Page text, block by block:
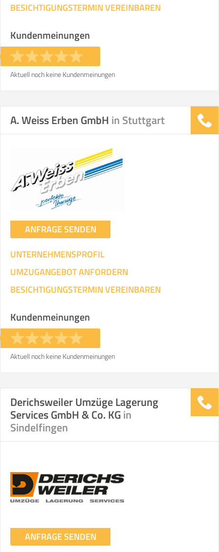
BESICHTIGUNGSTERMIN VEREINBAREN
Kundenmeinungen
Aktuell noch keine Kundenmeinungen
A. Weiss Erben GmbH in Stuttgart
ANFRAGE SENDEN
UNTERNEHMENSPROFIL
UMZUGANGEBOT ANFORDERN
BESICHTIGUNGSTERMIN VEREINBAREN
Kundenmeinungen
Aktuell noch keine Kundenmeinungen
Derichsweiler Umzüge Lagerung
Services GmbH & Co. KGin
Sindelfingen
ANFRAGE SENDEN